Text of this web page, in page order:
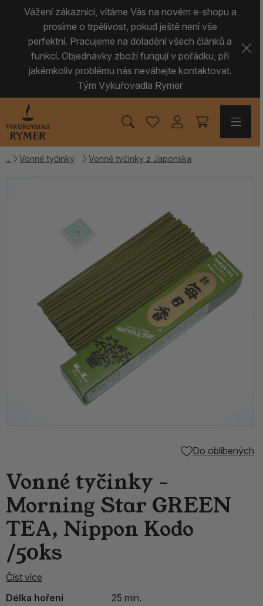
Vážení zákazníci, vítáme Vás na novém e-shopu a
prosíme o trpělivost, pokud ještě není vše
perfektní. Pracujeme na doladění všech článků a
funkcí. Objednávky zboží fungují v pořádku, při
jakémkoliv problému nás neváhejte kontaktovat.
Tým Vykuřovadla Rymer
Vonné tyčinky Vonné tyčinky z Japonska
Do oblíbených
Vonné tyčinky -
Morning Star GREEN
TEA, Nippon Kodo
/50ks
Číst více
Délka hoření
25 min.